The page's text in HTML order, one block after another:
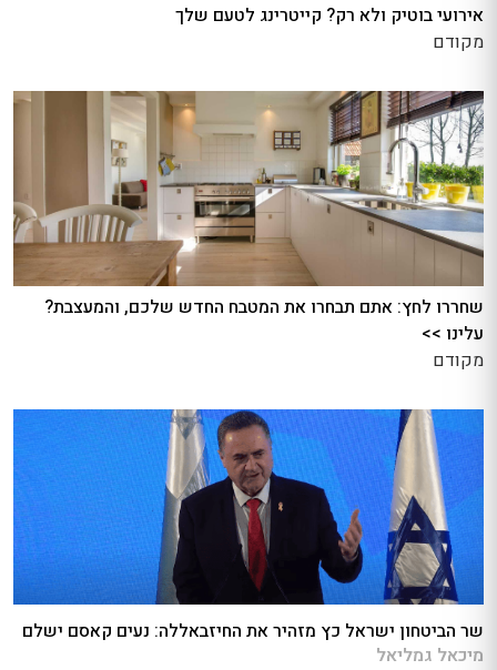
אירועי בוטיק ולא רק? קייטרינג לטעם שלך
מקודם
שחררו לחץ: אתם תבחרו את המטבח החדש שלכם, והמעצבת?
עלינו >>
מקודם
שר הביטחון ישראל כץ מזהיר את החיזבאללה: נעים קאסם ישלם
מיכאל גמליאל